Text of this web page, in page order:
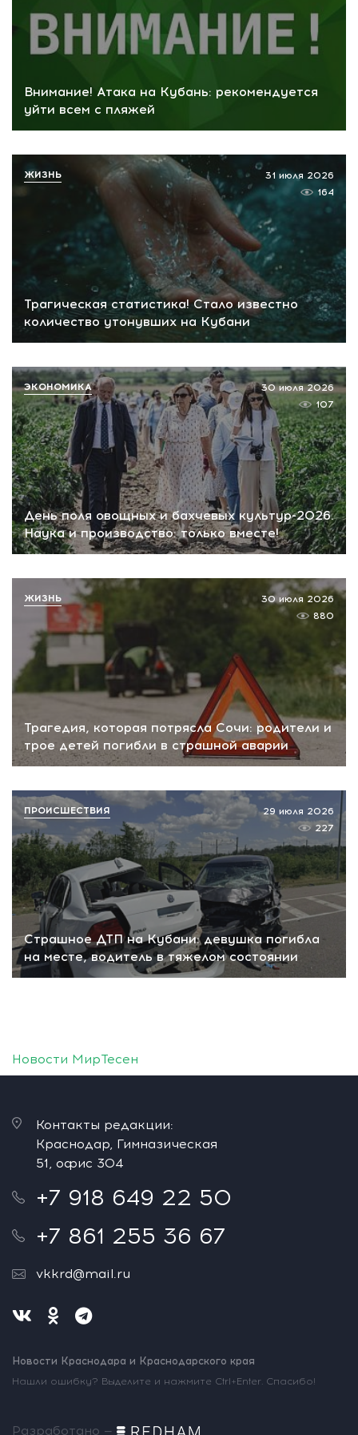
Внимание! Атака на Кубань: рекомендуется
уйти всем с пляжей
Трагическая статистика! Стало известно
количество утонувших на Кубани
31 июля 2026
164
ЖИЗНЬ
День поля овощных и бахчевых культур-2026.
Наука и производство: только вместе!
30 июля 2026
107
ЭКОНОМИКА
Трагедия, которая потрясла Сочи: родители и
трое детей погибли в страшной аварии
30 июля 2026
880
ЖИЗНЬ
Страшное ДТП на Кубани: девушка погибла
на месте, водитель в тяжелом состоянии
29 июля 2026
227
ПРОИСШЕСТВИЯ
Новости МирТесен
Контакты редакции:
Краснодар, Гимназическая
51, офис 304
+7 918 649 22 50
+7 861 255 36 67
vkkrd@mail.ru
Новости Краснодара и Краснодарского края
Нашли ошибку? Выделите и нажмите Ctrl+Enter. Спасибо!
Разработано —